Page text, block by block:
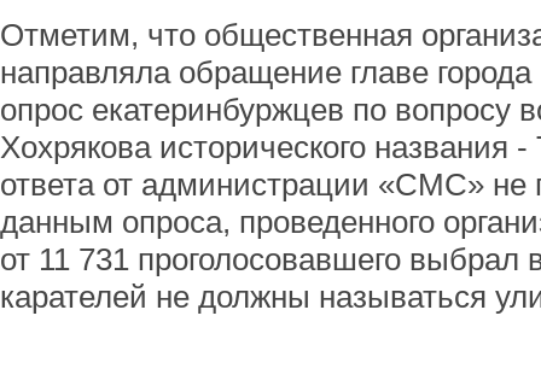
Отметим, что общественная
направляла обращение главе
опрос екатеринбуржцев по вопросу
Хохрякова исторического названия
ответа от администрации «СМС»
данным опроса, проведенного
от 11 731 проголосовавшего
карателей не должны называться